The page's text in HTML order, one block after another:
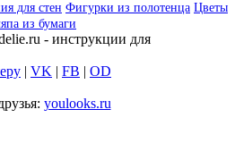
для стен Фигурки из полотенца Цветы
из бумаги
- инструкции для
| VK | FB | OD
youlooks.ru